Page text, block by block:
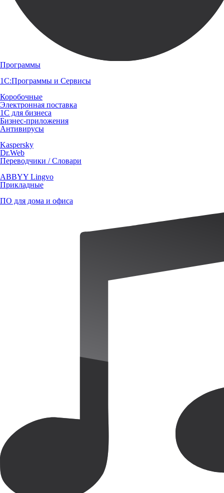
Программы
1С:Программы и Сервисы
Коробочные
Электронная поставка
1С для бизнеса
Бизнес-приложения
Антивирусы
Kaspersky
Dr.Web
Переводчики / Словари
ABBYY Lingvo
Прикладные
ПО для дома и офиса